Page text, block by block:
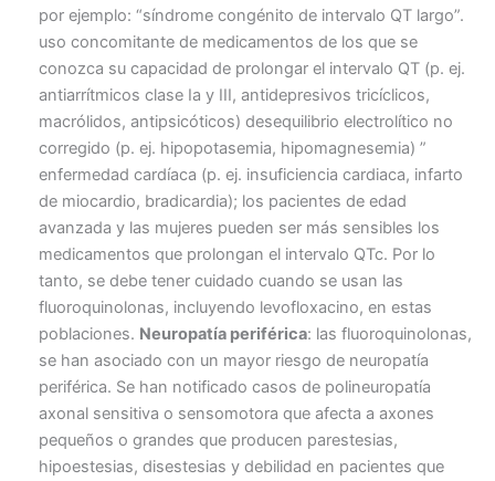
por ejemplo: “síndrome congénito de intervalo QT largo”.
uso concomitante de medicamentos de los que se
conozca su capacidad de prolongar el intervalo QT (p. ej.
antiarrítmicos clase Ia y III, antidepresivos tricíclicos,
macrólidos, antipsicóticos) desequilibrio electrolítico no
corregido (p. ej. hipopotasemia, hipomagnesemia) ”
enfermedad cardíaca (p. ej. insuficiencia cardiaca, infarto
de miocardio, bradicardia); los pacientes de edad
avanzada y las mujeres pueden ser más sensibles los
medicamentos que prolongan el intervalo QTc. Por lo
tanto, se debe tener cuidado cuando se usan las
fluoroquinolonas, incluyendo levofloxacino, en estas
poblaciones. Neuropatía periférica: las fluoroquinolonas,
se han asociado con un mayor riesgo de neuropatía
periférica. Se han notificado casos de polineuropatía
axonal sensitiva o sensomotora que afecta a axones
pequeños o grandes que producen parestesias,
hipoestesias, disestesias y debilidad en pacientes que